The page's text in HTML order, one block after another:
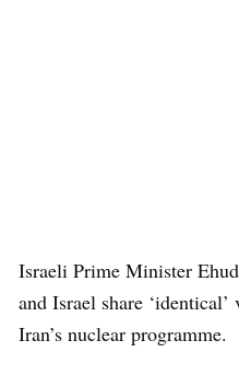
Israeli Prime Minister
and Israel share
Iran’s nuclear programme.